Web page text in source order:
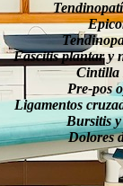
Fascitis plantar y
Cintilla
Pre-pos
Ligamentos
Bursitis
Dolores